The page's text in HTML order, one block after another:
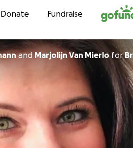
Skip to
Donate Fundraise
andMarjolijn Van Mierlofor